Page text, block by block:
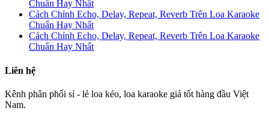
Chuẩn Hay Nhất
Cách Chỉnh Echo, Delay, Repeat, Reverb Trên Loa Karaoke
Chuẩn Hay Nhất
Cách Chỉnh Echo, Delay, Repeat, Reverb Trên Loa Karaoke
Chuẩn Hay Nhất
Liên hệ
Kênh phân phối sỉ - lẻ loa kéo, loa karaoke giá tốt hàng đầu Việt
Nam.